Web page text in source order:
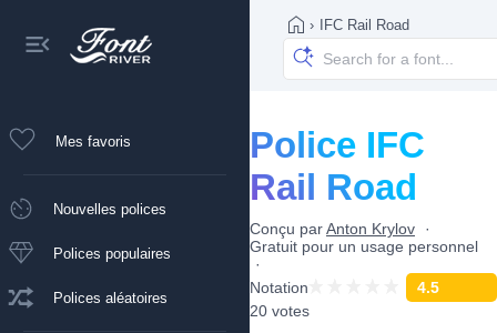
Mes favoris
Nouvelles polices
Polices populaires
Polices aléatoires
› IFC Rail Road
Police IFC
Rail Road
Conçu parAnton Krylov
Gratuit pour un usage personnel
Notation
4.5
20 votes